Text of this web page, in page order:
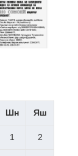
Шн Яш
1 2